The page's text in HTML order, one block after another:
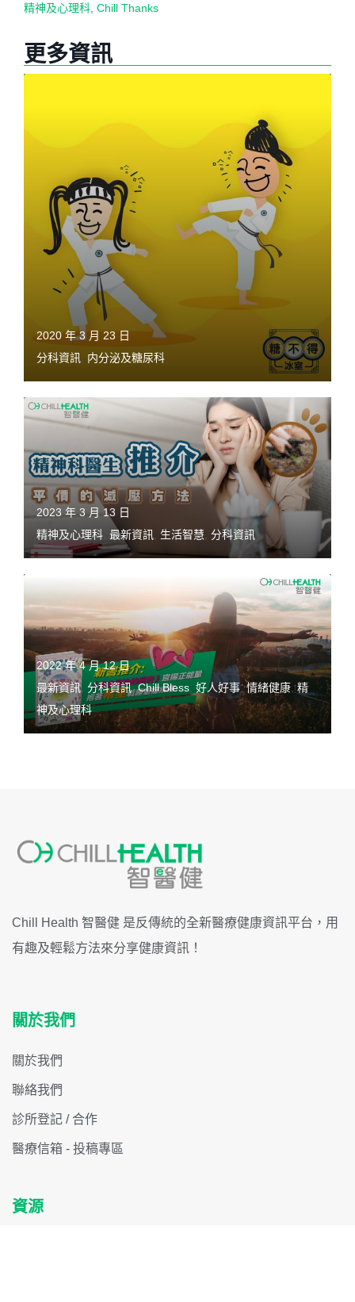
精神及心理科 Chill Thanks
更多資訊
2020 年 3 月 23 日
分科資訊
内分泌及糖尿科
2023 年 3 月 13 日
精神及心理科 最新資訊 生活智慧 分科資訊
2022 年 4 月 12 日
最新資訊, 分科資訊,Chill Bless 好人好事,情緒健康 ,精
神及心理科
Chill Health 智醫健 是反傳統的全新醫療健康資訊平台，用
有趣及輕鬆方法來分享健康資訊！
關於我們
關於我們
聯絡我們
診所登記 / 合作
醫療信箱 - 投稿專區
資源